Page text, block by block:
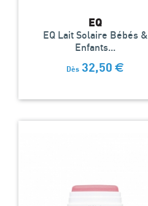
EQ
EQ Lait Solaire Bébés &
Enfants...
Dès 32,50 €